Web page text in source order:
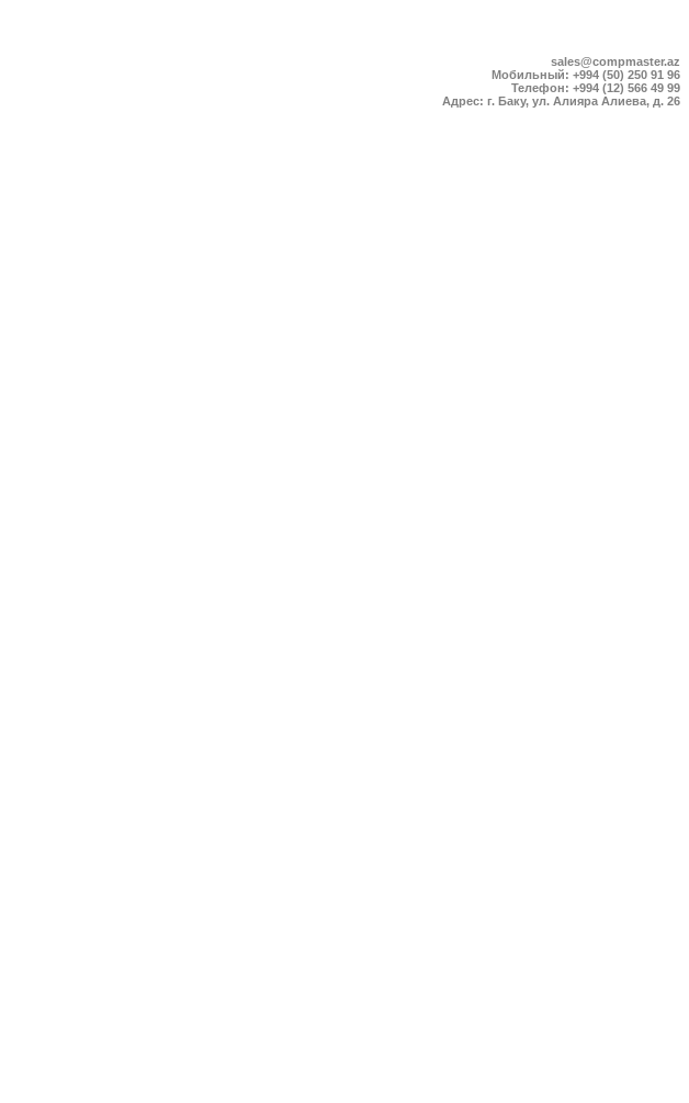
sales@compmaster.az
Мобильный: +994 (50) 250 91 96
Телефон: +994 (12) 566 49 99
Адрес: г. Баку, ул. Алияра Алиева, д. 26